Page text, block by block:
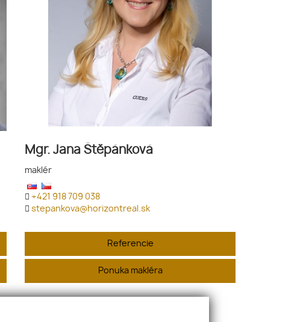
Mgr. Jana Štěpánková
maklér
+421 918 709 038
stepankova@horizontreal.sk
Referencie
Ponuka makléra